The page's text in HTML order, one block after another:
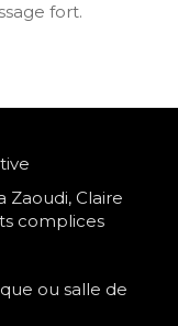
fort.
Zaoudi, Claire
complices
ou salle de